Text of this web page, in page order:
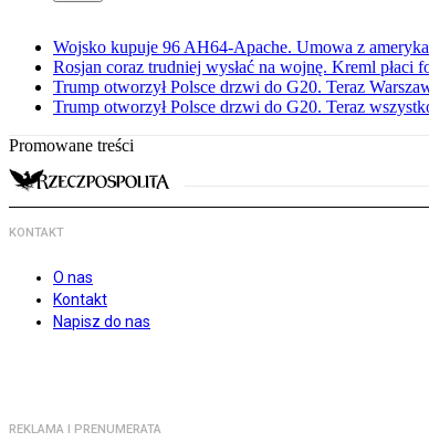
Wojsko kupuje 96 AH64-Apache. Umowa z
Rosjan coraz trudniej wysłać na wojnę. Kreml płaci
Trump otworzył Polsce drzwi do G20. Teraz
Trump otworzył Polsce drzwi do G20. Teraz
Promowane treści
KONTAKT
O nas
Kontakt
Napisz do nas
REKLAMA I PRENUMERATA